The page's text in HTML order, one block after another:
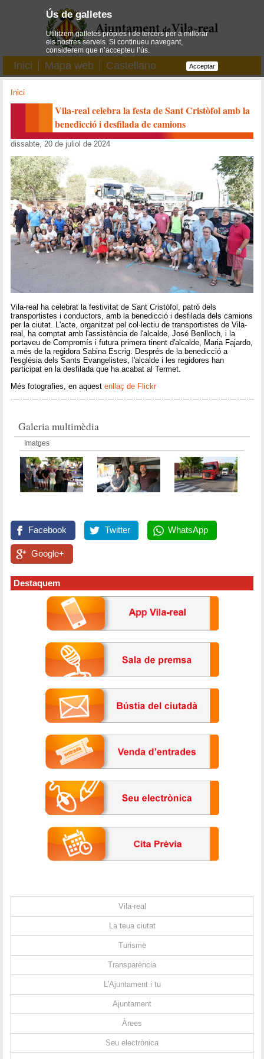
Inici Mapa web Castellano
Inici
Vila-real celebra la festa de Sant Cristòfol amb la
benedicció i desfilada de camions
dissabte, 20 de juliol de 2024
Vila-real ha celebrat la festivitat de Sant Cristòfol, patró dels
transportistes i conductors, amb la benedicció i desfilada dels camions
per la ciutat. L'acte, organitzat pel col·lectiu de transportistes de Vila-
real, ha comptat amb l'assistència de l'alcalde, José Benlloch, i la
portaveu de Compromís i futura primera tinent d'alcalde, Maria Fajardo,
a més de la regidora Sabina Escrig. Després de la benedicció a
l'església dels Sants Evangelistes, l'alcalde i les regidores han
participat en la desfilada que ha acabat al Termet.
Més fotografies, en aquestenllaç de Flickr
Galeria multimèdia
Imatges
Facebook Twitter WhatsApp
Google+
Destaquem
Vila-real
La teua ciutat
Turisme
Transparència
L'Ajuntament i tu
Ajuntament
Àrees
Seu electrònica
Ús de galletes
Utilitzem galletes pròpies i de tercers per a millorar
els nostres serveis. Si continueu navegant,
considerem que n’accepteu l’ús.
Acceptar